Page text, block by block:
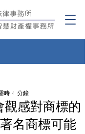
觀感對商標的
名商標可能
時 4 分鐘